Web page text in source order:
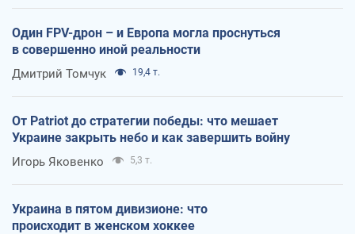
Один FPV-дрон – и Европа могла проснуться
в совершенно иной реальности
Дмитрий Томчук 19,4 т.
От Patriot до стратегии победы: что мешает
Украине закрыть небо и как завершить войну
Игорь Яковенко 5,3 т.
Украина в пятом дивизионе: что
происходит в женском хоккее